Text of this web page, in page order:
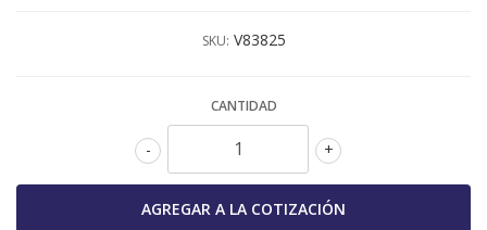
SKU: V83825
CANTIDAD
+
-